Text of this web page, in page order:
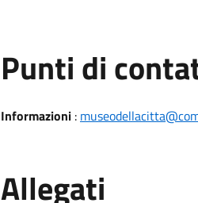
Punti di
Informazioni:
Allegati